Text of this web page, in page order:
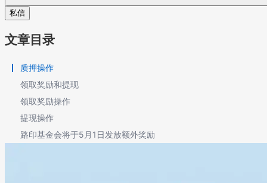
私信
文章目录
质押操作
领取奖励和提现
领取奖励操作
提现操作
路印基金会将于5月1日发放额外奖励